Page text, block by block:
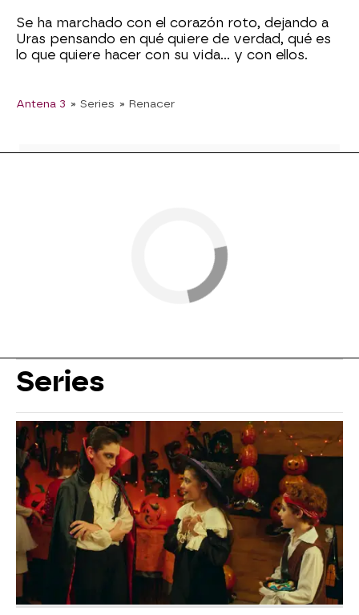
Se ha marchado con el corazón roto, dejando a
Uras pensando en qué quiere de verdad, qué es
lo que quiere hacer con su vida… y con ellos.
Antena 3 » Series » Renacer
Series